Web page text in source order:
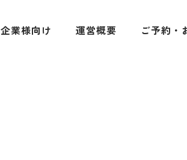
企業様向け 運営概要 ご予約・